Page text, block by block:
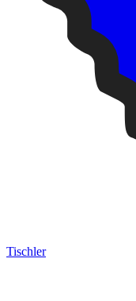
Tischler